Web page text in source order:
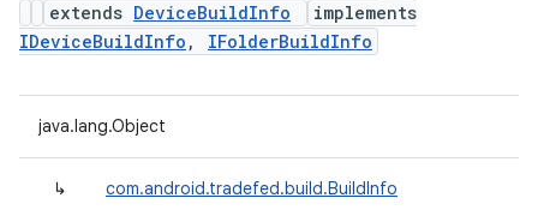
extends DeviceBuildInfo
implements
IDeviceBuildInfo , IFolderBuildInfo
java.lang.Object
↳ com.android.tradefed.build.BuildInfo